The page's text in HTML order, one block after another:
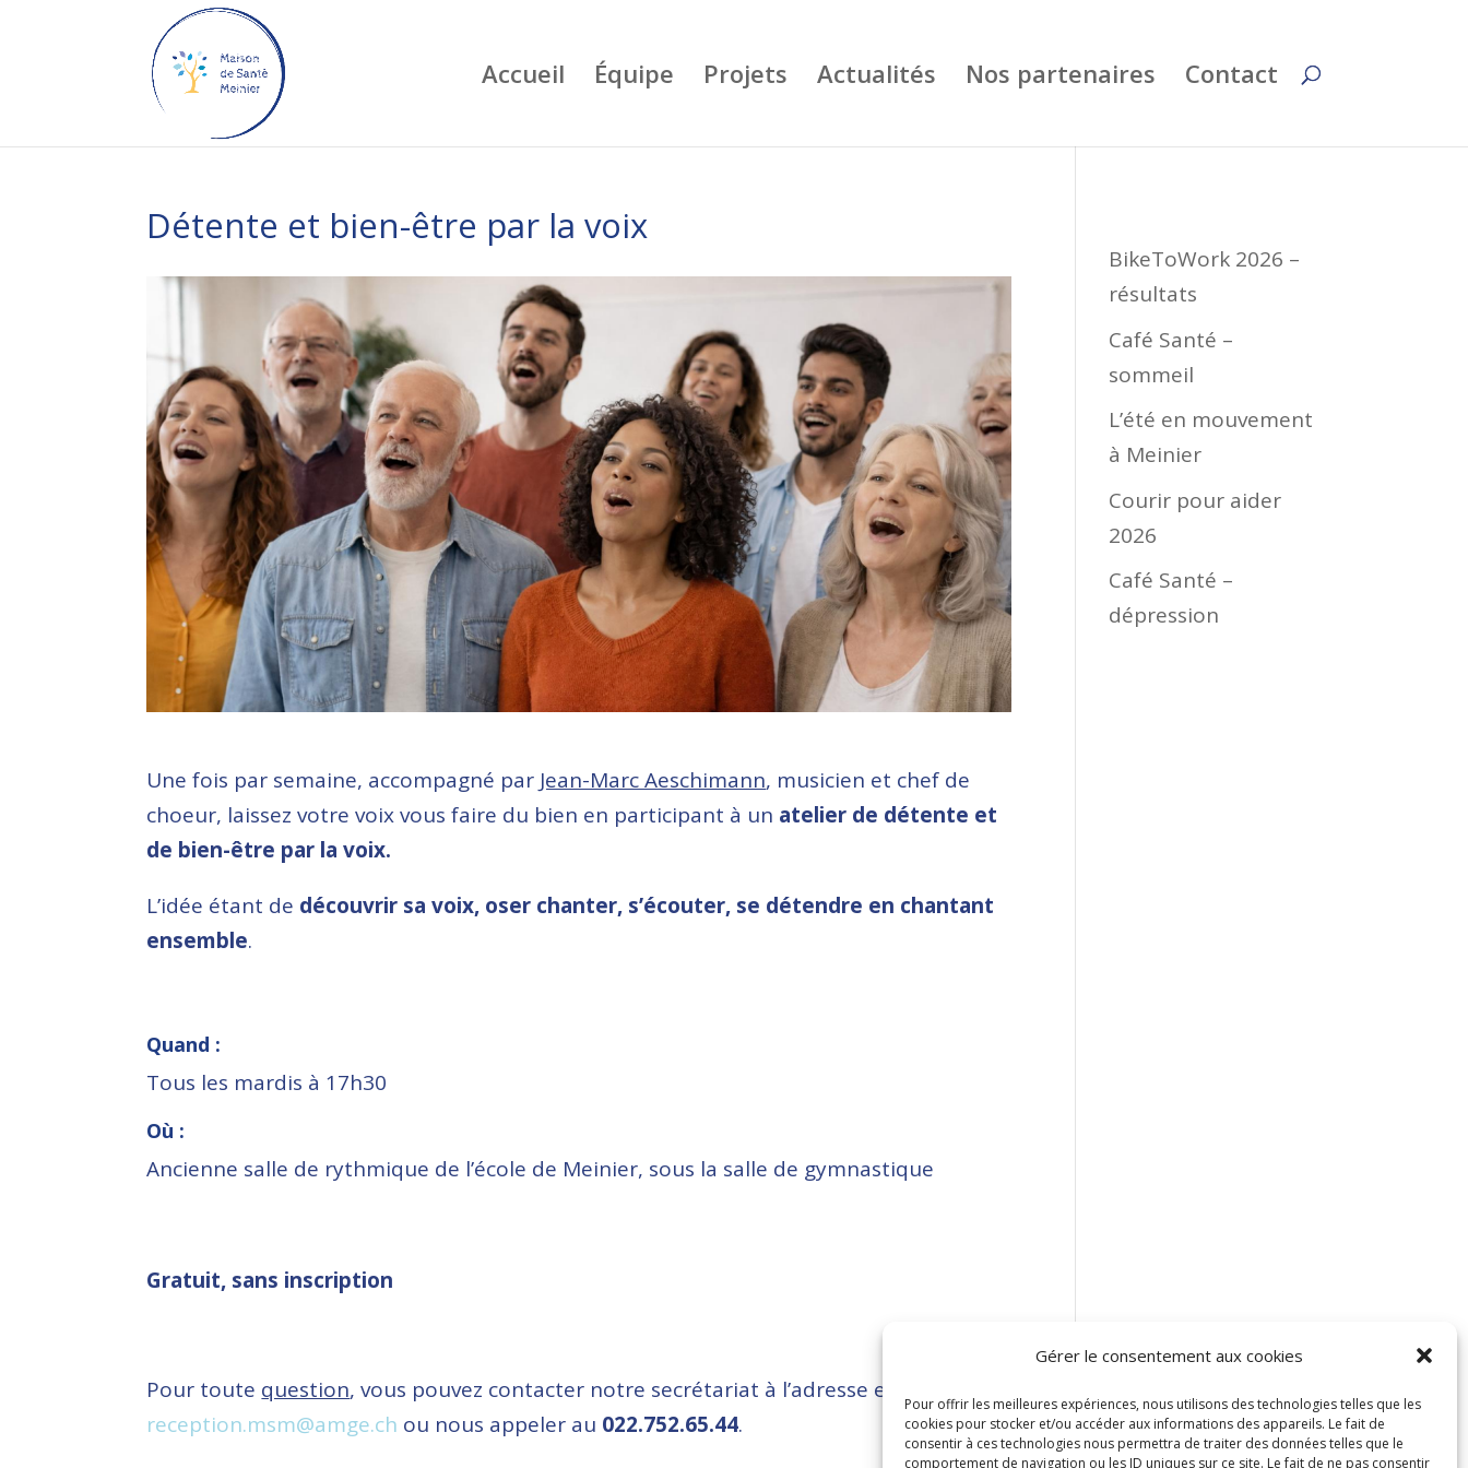
Gérer le consentement aux cookies
Pour offrir les meilleures expériences, nous utilisons des technologies telles que les
cookies pour stocker et/ou accéder aux informations des appareils. Le fait de
consentir à ces technologies nous permettra de traiter des données telles que le
comportement de navigation ou les ID uniques sur ce site. Le fait de ne pas consentir
Accueil Équipe Projets Actualités Nos partenaires Contact
Détente et bien-être par la voix
Une fois par semaine, accompagné par Jean-Marc Aeschimann, musicien et chef de
choeur, laissez votre voix vous faire du bien en participant à un atelier de détente et
de bien-être par la voix.
L’idée étant de découvrir sa voix, oser chanter, s’écouter, se détendre en chantant
ensemble.
Quand :
Tous les mardis à 17h30
Où :
Ancienne salle de rythmique de l’école de Meinier, sous la salle de gymnastique
Gratuit, sans inscription
Pour toute question, vous pouvez contacter notre secrétariat à l’adresse e-mail
reception.msm@amge.ch ou nous appeler au 022.752.65.44.
BikeToWork 2026 –
résultats
Café Santé –
sommeil
L’été en mouvement
à Meinier
Courir pour aider
2026
Café Santé –
dépression